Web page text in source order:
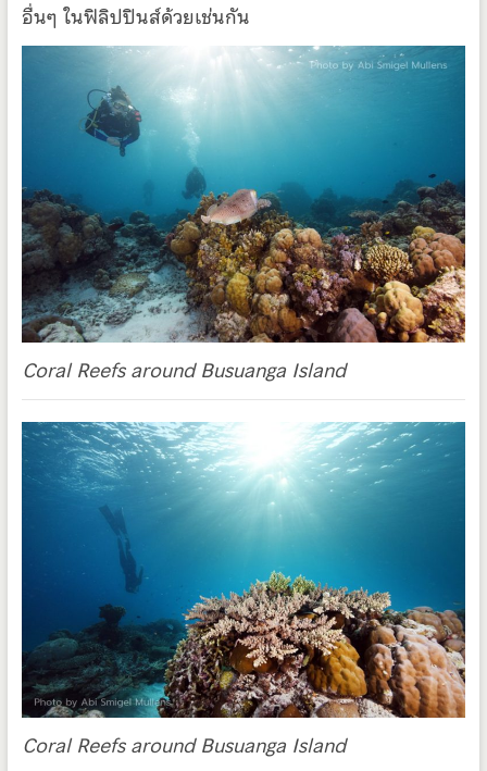
อื่นๆ ในฟิลิปปินส์ด้วยเช่นกัน
Coral Reefs around Busuanga Island
Coral Reefs around Busuanga Island